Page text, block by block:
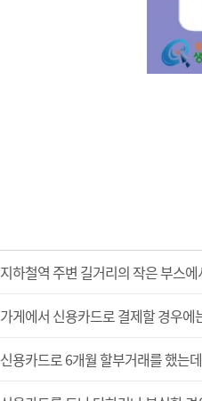
지하철역 주변 길거리의 작은 부스
가게에서 신용카드로 결제할 경우
신용카드로 6개월 할부거래를 했는